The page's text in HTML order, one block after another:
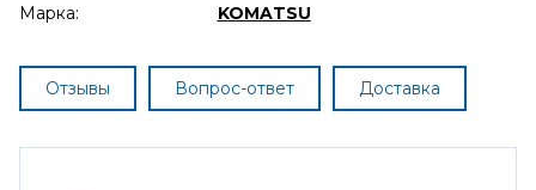
Марка:
KOMATSU
Отзывы Вопрос-ответ Доставка